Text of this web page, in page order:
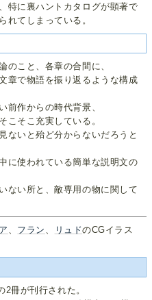
特に裏ハントカタログが顕著で
れてしまっている。
のこと、各章の合間に、
章で物語を振り返るような構成
前作からの時代背景、
こそこ充実している。
ないと殆ど分からないだろうと
に使われている簡単な説明文の
ない所と、敵専用の物に関して
、 フラン 、 リュドのCGイラス
冊が刊行された。